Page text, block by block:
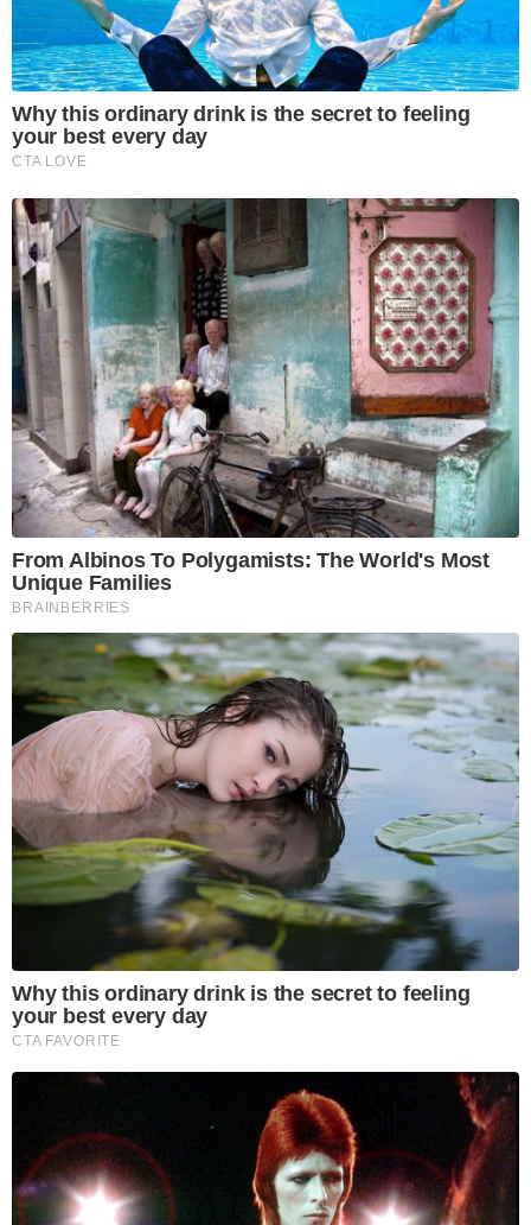
Why this ordinary drink is the secret to feeling
your best every day
CTA LOVE
From Albinos To Polygamists: The World's Most
Unique Families
BRAINBERRIES
Why this ordinary drink is the secret to feeling
your best every day
CTA FAVORITE